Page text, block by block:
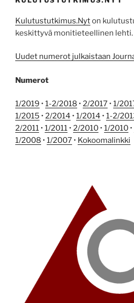
Kulutustutkimus.Nyton
keskittyvä monitieteellinen lehti.
Uudet numerot julkaistaan
Numerot
1/2019 • 1-2/2018 • 2/2017 • 1/
1/2015 • 2/2014 • 1/2014 • 1-2/
2/2011 • 1/2011 • 2/2010 • 1/2010 •
1/2008 • 1/2007 • Kokoomalinkki